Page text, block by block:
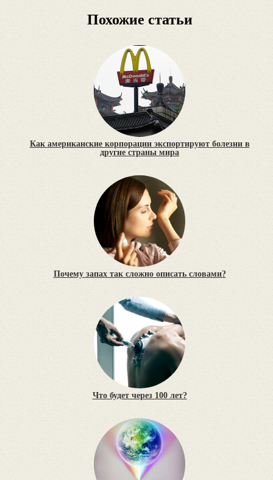
Похожие статьи
Как американские корпорации экспортируют болезни в
другие страны мира
Почему запах так сложно описать словами?
Что будет через 100 лет?